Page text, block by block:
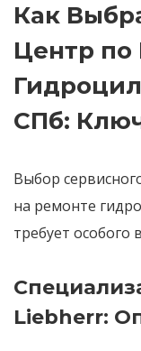
Как
Центр по
СПб:
Выбор
на ремонте
требует
Liebherr: